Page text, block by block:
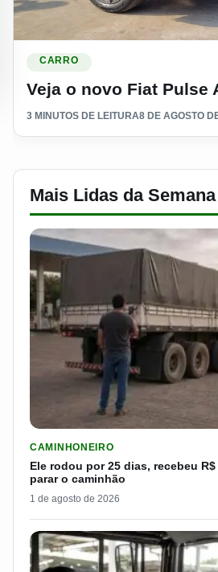
CARRO
Veja o novo Fiat Pulse
3 MINUTOS DE LEITURA8 DE AGOSTO
Mais Lidas da Semana
CAMINHONEIRO
Ele rodou por 25 dias, recebeu
parar o caminhão
1 de agosto de 2026